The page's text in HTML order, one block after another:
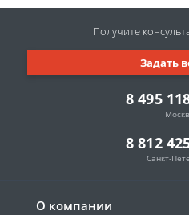
О компании
8 495
8 812
Санкт-
Задать
Получите